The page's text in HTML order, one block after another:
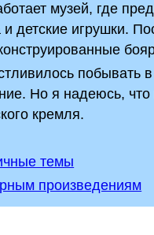
музей, где
детские игрушки.
побывать
Но я надеюсь,
кремля.
темы
произведениям